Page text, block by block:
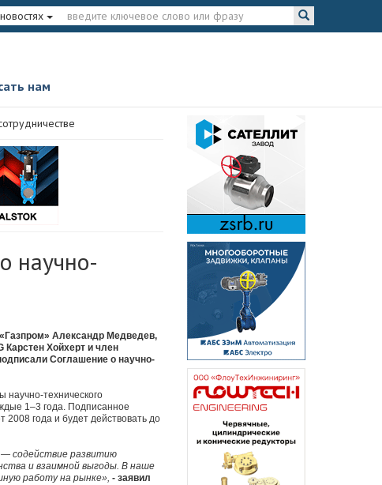
нам
научно-
Александр Медведев,
Карстен Хойхерт и член
Соглашение о научно-
научно-технического
1–3 года. Подписанное
года и будет действовать до
содействие развитию
и взаимной выгоды. В наше
работу на рынке», - заявил